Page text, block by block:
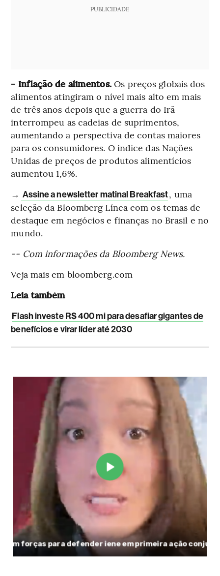
PUBLICIDADE
- Inflação de alimentos.Os preços globais dos
alimentos atingiram o nível mais alto em mais
de três anos depois que a guerra do Irã
interrompeu as cadeias de suprimentos,
aumentando a perspectiva de contas maiores
para os consumidores. O índice das Nações
Unidas de preços de produtos alimentícios
aumentou 1,6%.
→ Assine a newsletter matinal Breakfast, uma
seleção da Bloomberg Línea com os temas de
destaque em negócios e finanças no Brasil e no
mundo.
-- Com informações da Bloomberg News.
Veja mais em bloomberg.com
Leia também
Flash investe R$ 400 mi para desafiar gigantes de
benefícios e virar líder até 2030